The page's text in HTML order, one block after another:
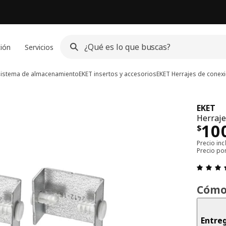
Servicios
de almacenamientoEKET insertos y accesoriosEKET Herrajes de
EKET
$
Precio
Precio